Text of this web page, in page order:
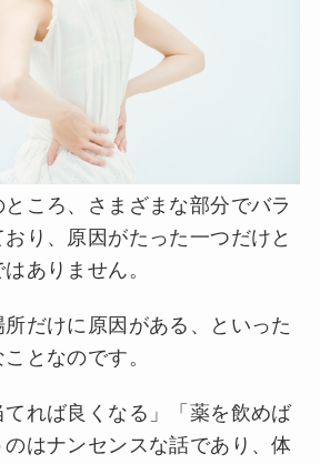
ころ、さまざまな部分でバラ
り、原因がたった一つだけと
ありません。
だけに原因がある、といった
となのです。
てれば良くなる」「薬を飲めば
のはナンセンスな話であり、体